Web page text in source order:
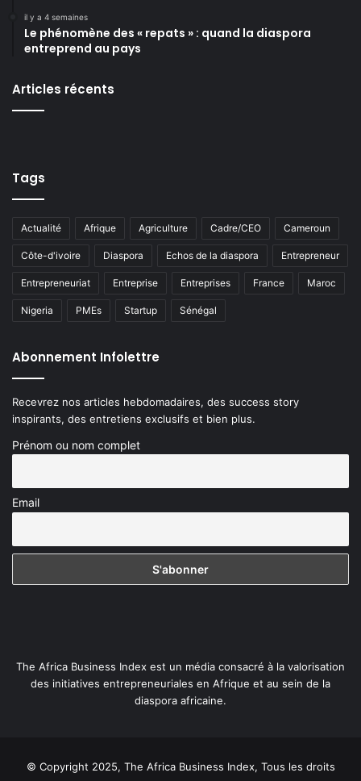
il y a 4 semaines
Le phénomène des « repats » : quand la diaspora
entreprend au pays
Articles récents
Tags
Actualité Afrique Agriculture Cadre/CEO Cameroun
Côte-d'ivoire Diaspora Echos de la diaspora Entrepreneur
Entrepreneuriat Entreprise Entreprises France Maroc
Nigeria PMEs Startup Sénégal
Abonnement Infolettre
Recevrez nos articles hebdomadaires, des success story
inspirants, des entretiens exclusifs et bien plus.
Prénom ou nom complet
Email
The Africa Business Index est un média consacré à la valorisation
des initiatives entrepreneuriales en Afrique et au sein de la
diaspora africaine.
© Copyright 2025, The Africa Business Index, Tous les droits